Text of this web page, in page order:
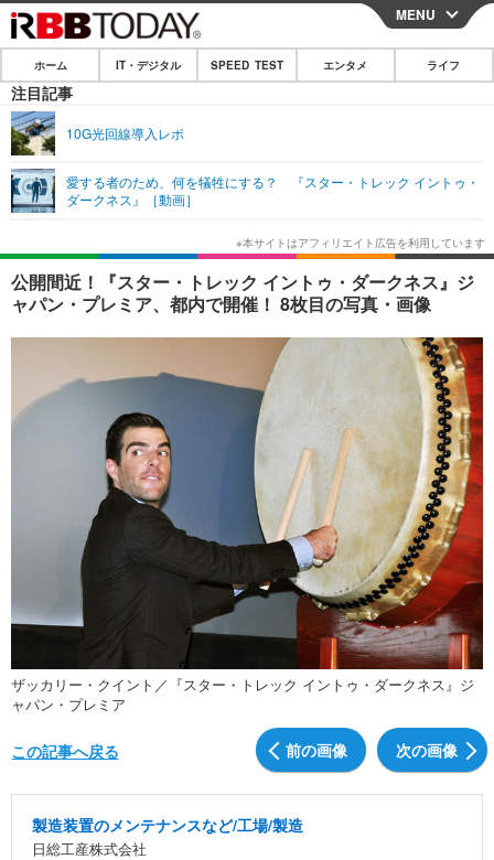
CLOSE
ホーム
IT・デジタル
ネタ
ショッピング その他
SPEED TEST
エンタメ
エンタメTOP 映画・ドラマ
韓流・K-POP 韓国・芸能
グラビア
ショッピング その他
ライフ
ライフTOP グルメ
ショッピング
リリース一覧
MENU
ホーム IT・デジタル SPEED TEST エンタメ ライフ
注目記事
10G光回線導入レポ
愛する者のため、何を犠牲にする？ 『スター・トレック イントゥ・
ダークネス』［動画］
公開間近！『スター・トレック イントゥ・ダークネス』ジ
ャパン・プレミア、都内で開催！ 8枚目の写真・画像
ザッカリー・クイント／『スター・トレック イントゥ・ダークネス』ジ
ャパン・プレミア
前の画像 次の画像
この記事へ戻る
製造装置のメンテナンスなど/工場/製造
日総工産株式会社